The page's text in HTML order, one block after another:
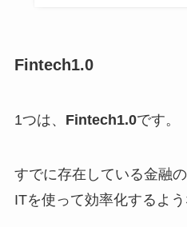
Fintech1.0
1つは、 Fintech1.0です。
すでに存在している金融
ITを使って効率化するよ